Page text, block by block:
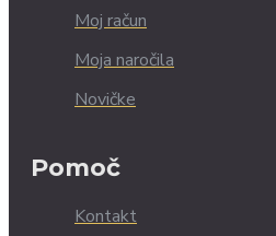
Moj račun
Moja naročila
Novičke
Pomoč
Kontakt